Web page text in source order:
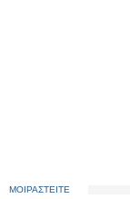
ΜΟΙΡΑΣΤΕΙΤΕ